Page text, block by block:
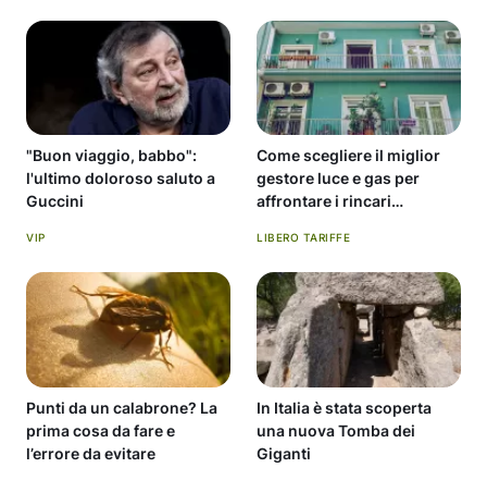
"Buon viaggio, babbo":
l'ultimo doloroso saluto a
Guccini
VIP
Come scegliere il miglior
gestore luce e gas per
affrontare i rincari
LIBERO TARIFFE
Punti da un calabrone? La
prima cosa da fare e
l’errore da evitare
In Italia è stata scoperta
una nuova Tomba dei
Giganti